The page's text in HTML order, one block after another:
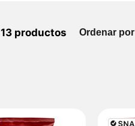
13 productos Ordenar por